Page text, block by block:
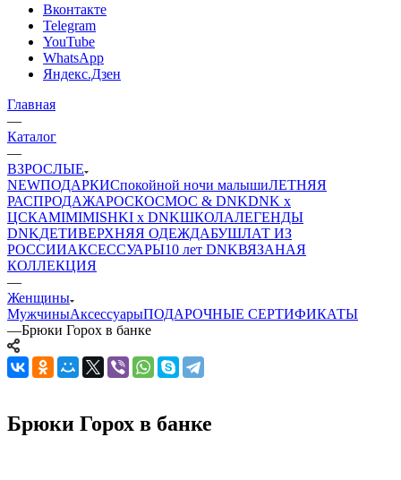
Вконтакте
Telegram
YouTube
WhatsApp
Яндекс.Дзен
Главная
—
Каталог
—
ВЗРОСЛЫЕ
NEWПОДАРКИСпокойной ночи малышиЛЕТНЯЯ
РАСПРОДАЖАРОСКОСМОС & DNKDNK x
ЦСКАMIMIMISHKI x DNKШКОЛАЛЕГЕНДЫ
DNKДЕТИВЕРХНЯЯ ОДЕЖДАБУШЛАТ ИЗ
РОССИИАКСЕССУАРЫ10 лет DNKВЯЗАНАЯ
КОЛЛЕКЦИЯ
—
Женщины
МужчиныАксессуарыПОДАРОЧНЫЕ СЕРТИФИКАТЫ
—Брюки Горох в банке
Брюки Горох в банке